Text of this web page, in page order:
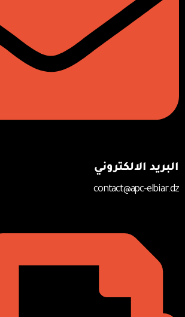
البريد الالكتروني
contact@apc-elbiar.dz